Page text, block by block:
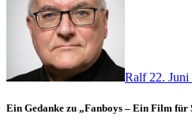
Ralf 22. Juni
Ein Gedanke zu „Fanboys – Ein Film für